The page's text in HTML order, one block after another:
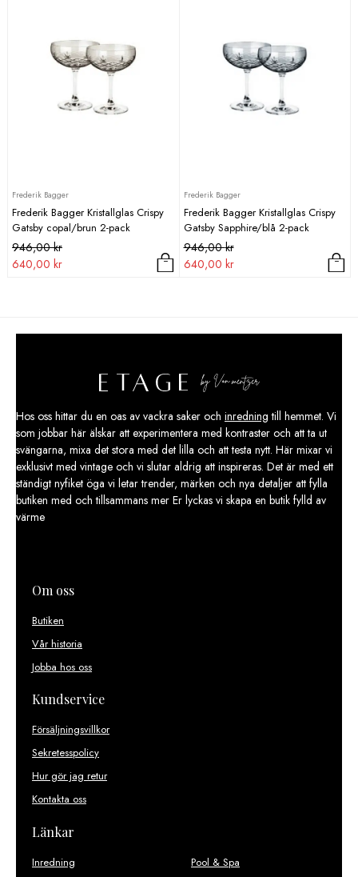
Frederik Bagger
Frederik Bagger Kristallglas Crispy
Gatsby copal/brun 2-pack
946,00kr
Det
ursprungliga
640,00 kr
Det
nuvarande
Frederik Bagger
Frederik Bagger Kristallglas Crispy
Gatsby Sapphire/blå 2-pack
946,00kr
Det
ursprungliga
640,00 kr
Det
nuvarande
Hos oss hittar du en oas av vackra saker och inredning till hemmet. Vi
som jobbar här älskar att experimentera med kontraster och att ta ut
svängarna, mixa det stora med det lilla och att testa nytt. Här mixar vi
exklusivt med vintage och vi slutar aldrig att inspireras. Det är med ett
ständigt nyfiket öga vi letar trender, märken och nya detaljer att fylla
butiken med och tillsammans mer Er lyckas vi skapa en butik fylld av
värme
Om oss
Butiken
Vår historia
Jobba hos oss
Kundservice
Försäljningsvillkor
Sekretesspolicy
Hur gör jag retur
Kontakta oss
Länkar
Inredning Pool & Spa